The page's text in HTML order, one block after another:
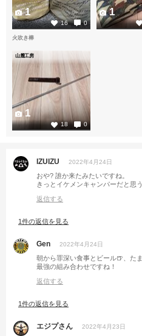
16 0
1 1
火吹き棒
山麓工房
18 0
1
IZUIZU 2022年4月24日
おや? 誰か来たみたいですね。
きっとイケメンキャンパーだと思
返信する
1件の返信を見る
Gen 2022年4月24日
朝から罪深い食事とビール🍺、た
最強の組み合わせですね！
返信する
1件の返信を見る
エジプさん 2022年4月23日